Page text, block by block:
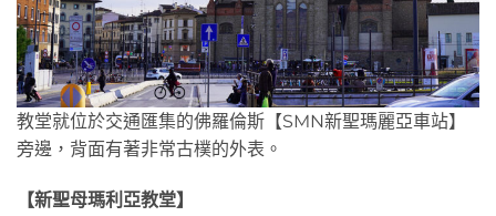
教堂就位於交通匯集的佛羅倫斯【SMN新聖瑪麗亞車站】
旁邊，背面有著非常古樸的外表。
【新聖母瑪利亞教堂】